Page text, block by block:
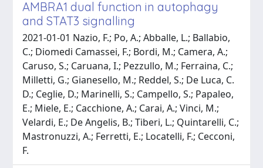
AMBRA1 dual function in autophagy
and STAT3 signalling
2021-01-01 Nazio, F.; Po, A.; Abballe, L.; Ballabio,
C.; Diomedi Camassei, F.; Bordi, M.; Camera, A.;
Caruso, S.; Caruana, I.; Pezzullo, M.; Ferraina, C.;
Milletti, G.; Gianesello, M.; Reddel, S.; De Luca, C.
D.; Ceglie, D.; Marinelli, S.; Campello, S.; Papaleo,
E.; Miele, E.; Cacchione, A.; Carai, A.; Vinci, M.;
Velardi, E.; De Angelis, B.; Tiberi, L.; Quintarelli, C.;
Mastronuzzi, A.; Ferretti, E.; Locatelli, F.; Cecconi,
F.